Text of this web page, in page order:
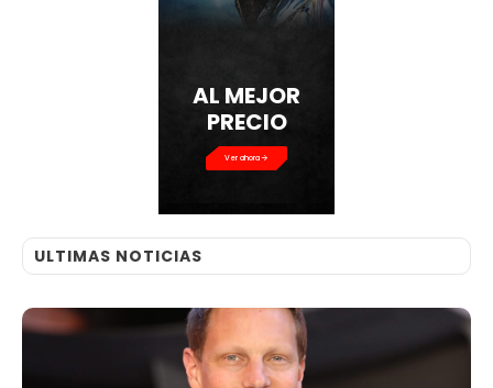
AL MEJOR
PRECIO
Ver ahora
ULTIMAS NOTICIAS